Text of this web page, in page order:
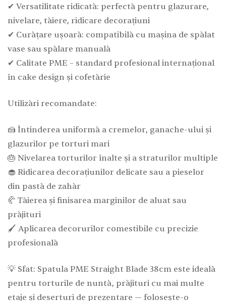
✔ Versatilitate ridicată: perfectă pentru glazurare,
nivelare, tăiere, ridicare decorațiuni
✔ Curățare ușoară: compatibilă cu mașina de spălat
vase sau spălare manuală
✔ Calitate PME – standard profesional internațional
în cake design și cofetărie
Utilizări recomandate:
🍰 Întinderea uniformă a cremelor, ganache-ului și
glazurilor pe torturi mari
🎂 Nivelarea torturilor înalte și a straturilor multiple
🧁 Ridicarea decorațiunilor delicate sau a pieselor
din pastă de zahăr
🥐 Tăierea și finisarea marginilor de aluat sau
prăjituri
🖌️ Aplicarea decorurilor comestibile cu precizie
profesională
💡 Sfat: Spatula PME Straight Blade 38cm este ideală
pentru torturile de nuntă, prăjituri cu mai multe
etaje și deserturi de prezentare — folosește-o